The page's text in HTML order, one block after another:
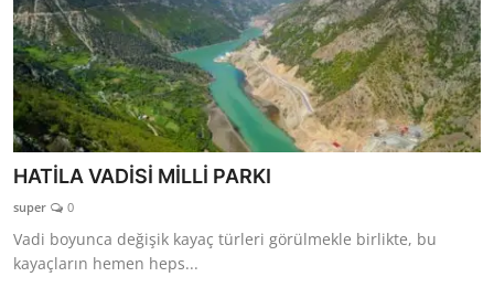
HATİLA VADİSİ MİLLİ PARKI
super 0
Vadi boyunca değişik kayaç türleri görülmekle birlikte, bu
kayaçların hemen heps...